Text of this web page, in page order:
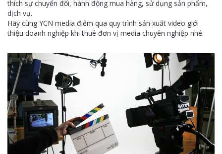
thích sự chuyển đổi, hành động mua hàng, sử dụng sản phẩm,
dịch vụ.
Hãy cùng YCN media điểm qua quy trình sản xuất video giới
thiệu doanh nghiệp khi thuê đơn vị media chuyên nghiệp nhé.